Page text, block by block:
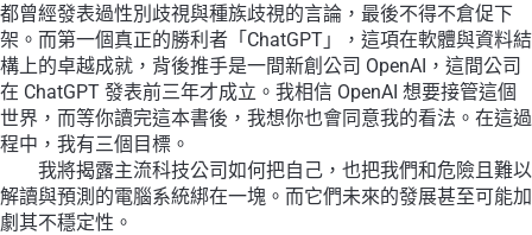
都曾經發表過性別歧視與種族歧視的言論，最後不得不倉促下
架。而第一個真正的勝利者「ChatGPT」，這項在軟體與資料結
構上的卓越成就，背後推手是一間新創公司 OpenAI，這間公司
在 ChatGPT 發表前三年才成立。我相信 OpenAI 想要接管這個
世界，而等你讀完這本書後，我想你也會同意我的看法。在這過
程中，我有三個目標。
我將揭露主流科技公司如何把自己，也把我們和危險且難以
解讀與預測的電腦系統綁在一塊。而它們未來的發展甚至可能加
劇其不穩定性。